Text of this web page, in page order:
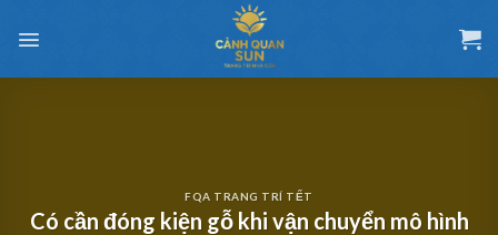
đến
dung
FQA TRANG TRÍ TẾT
Có cần đóng kiện gỗ khi vận chuyển mô hình